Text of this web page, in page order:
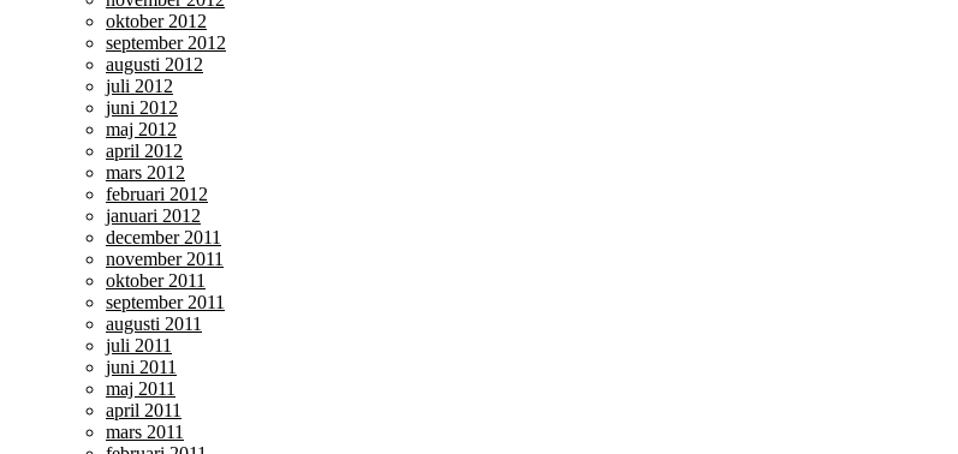
oktober 2012
september 2012
augusti 2012
juli 2012
juni 2012
maj 2012
april 2012
mars 2012
februari 2012
januari 2012
december 2011
november 2011
oktober 2011
september 2011
augusti 2011
juli 2011
juni 2011
maj 2011
april 2011
mars 2011